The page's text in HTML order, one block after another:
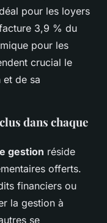
pour les loyers
3,9 % du
pour les
crucial le
de sa
dans chaque
gestion réside
offerts.
financiers ou
la gestion à
se